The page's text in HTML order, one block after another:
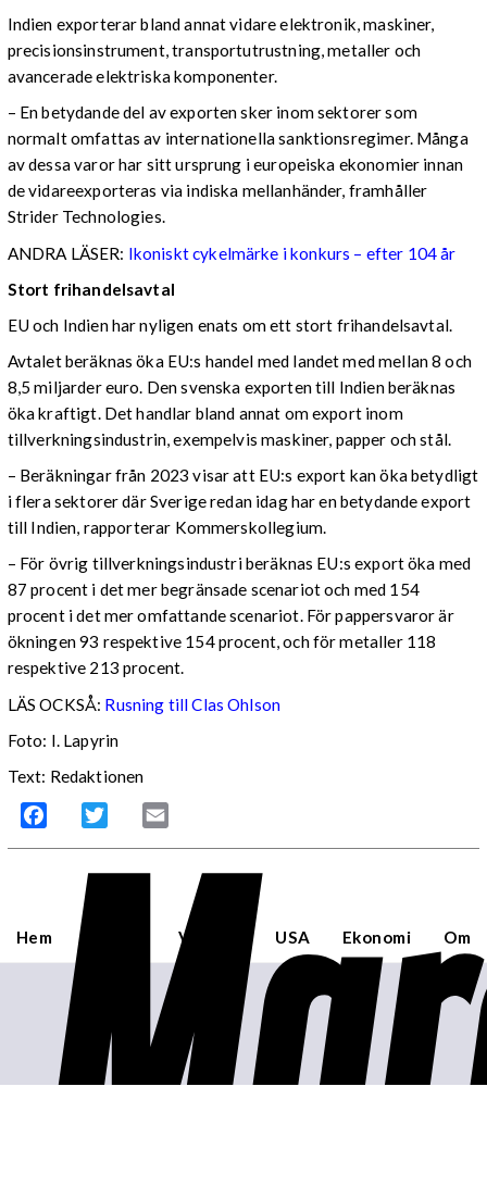
Indien exporterar bland annat vidare elektronik, maskiner,
precisionsinstrument, transportutrustning, metaller och
avancerade elektriska komponenter.
– En betydande del av exporten sker inom sektorer som
normalt omfattas av internationella sanktionsregimer. Många
av dessa varor har sitt ursprung i europeiska ekonomier innan
de vidareexporteras via indiska mellanhänder, framhåller
Strider Technologies.
ANDRA LÄSER: Ikoniskt cykelmärke i konkurs – efter 104 år
Stort frihandelsavtal
EU och Indien har nyligen enats om ett stort frihandelsavtal.
Avtalet beräknas öka EU:s handel med landet med mellan 8 och
8,5 miljarder euro. Den svenska exporten till Indien beräknas
öka kraftigt. Det handlar bland annat om export inom
tillverkningsindustrin, exempelvis maskiner, papper och stål.
– Beräkningar från 2023 visar att EU:s export kan öka betydligt
i flera sektorer där Sverige redan idag har en betydande export
till Indien, rapporterar Kommerskollegium.
– För övrig tillverkningsindustri beräknas EU:s export öka med
87 procent i det mer begränsade scenariot och med 154
procent i det mer omfattande scenariot. För pappersvaror är
ökningen 93 respektive 154 procent, och för metaller 118
respektive 213 procent.
LÄS OCKSÅ: Rusning till Clas Ohlson
Foto: I. Lapyrin
Text: Redaktionen
Facebook Twitter
Hem Världen USA Ekonomi Om